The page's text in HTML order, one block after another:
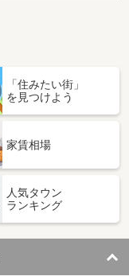
「住みたい街」
を見つけよう
家賃相場
人気タウン
ランキング